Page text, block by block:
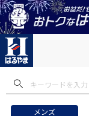
メンズ